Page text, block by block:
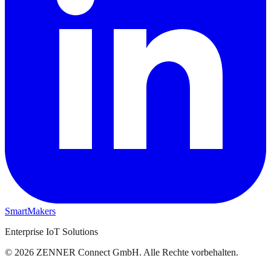
SmartMakers
Enterprise IoT Solutions
© 2026 ZENNER Connect GmbH. Alle Rechte vorbehalten.